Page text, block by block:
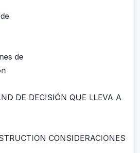
de
DE DECISIÓN QUE LLEVA A
CONSIDERACIONES